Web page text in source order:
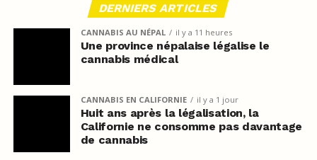
DERNIERS ARTICLES
CANNABIS AU NÉPAL il y a 11 heures
Une province népalaise légalise le
cannabis médical
CANNABIS EN CALIFORNIE il y a 1 jour
Huit ans après la légalisation, la
Californie ne consomme pas davantage
de cannabis